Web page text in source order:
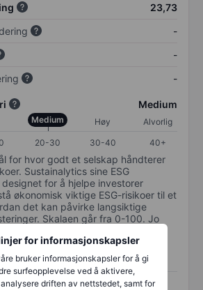
for informasjonskapsler
bruker informasjonskapsler for å gi
surfeopplevelse ved å aktivere,
driften av nettstedet, samt for
23,73
-
-
-
Medium
Medium Høy
Alvorlig
20-30 30-40 40+
for hvor godt et selskap håndterer
Sustainalytics sine ESG
for å hjelpe investorer
økonomisk viktige ESG-risikoer til et
det kan påvirke langsiktige
Skalaen går fra 0-100. Jo
skalen, jo bedre. 0 tilsvarer ingen
maksimal risiko.
for ESG-risiko